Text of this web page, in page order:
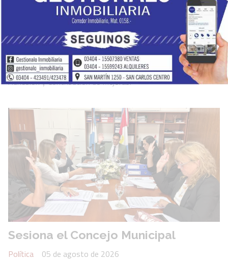
pavimentado
Locales
05 de agosto de 2026
El GOBIERNO DE SAN CARLOS CENTRO informa que
finalizaron los trabajos para la pavimentación de un nuevo
sector de la ciudad incluido en el Plan de Pavimentación por
Adhesión y Contribución de Mejoras.
Sesiona el Concejo Municipal
Política
05 de agosto de 2026